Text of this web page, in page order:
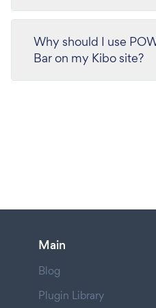
Why should I use
Bar on my Kibo site?
Main
Blog
Plugin Library